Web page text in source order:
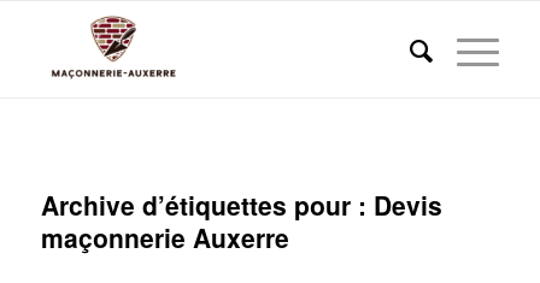
Archive d’étiquettes pour : Devis
maçonnerie Auxerre